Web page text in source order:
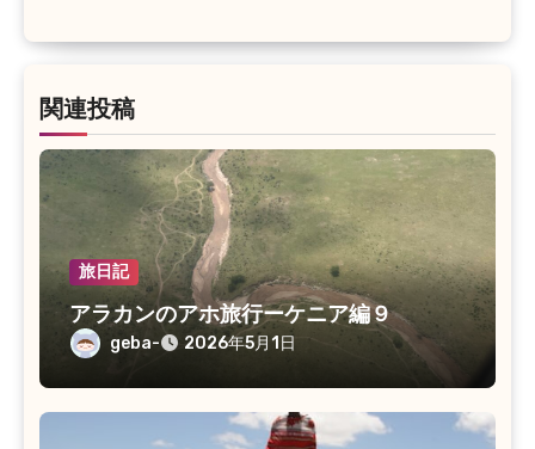
関連投稿
旅日記
アラカンのアホ旅行ーケニア編９
geba- 2026年5月1日